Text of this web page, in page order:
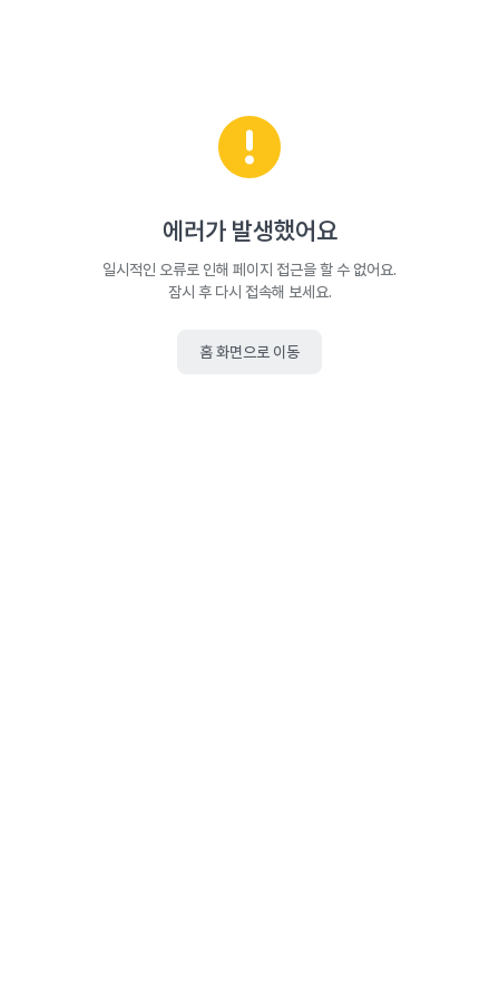
에러가 발생했어요
일시적인 오류로 인해 페이지 접근을 할 수 없어요.
잠시 후 다시 접속해 보세요.
홈 화면으로 이동